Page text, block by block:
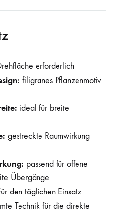
erforderlich
filigranes Pflanzenmotiv
ideal für breite
gestreckte Raumwirkung
passend für offene
Übergänge
den täglichen Einsatz
Technik für die direkte